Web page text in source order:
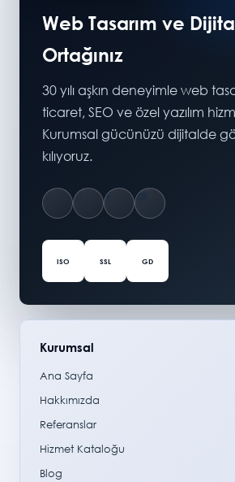
Web Tasarım ve
Ortağınız
30 yılı aşkın deneyimle web
ticaret, SEO ve özel yazılım
Kurumsal gücünüzü dijitalde
kılıyoruz.
ISO SSL GD
Kurumsal
Ana Sayfa
Hakkımızda
Referanslar
Hizmet Kataloğu
Blog